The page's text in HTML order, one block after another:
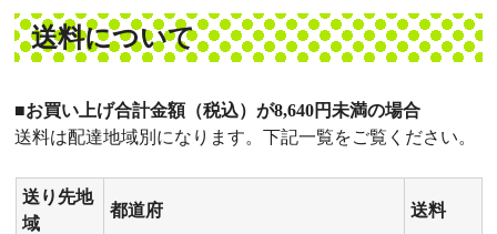
送料について
■お買い上げ合計金額（税込）が8,640円未満の場合
送料は配達地域別になります。下記一覧をご覧ください。
送り先地
域
都道府 送料